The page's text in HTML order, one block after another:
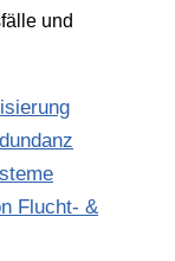
und
Flucht- &